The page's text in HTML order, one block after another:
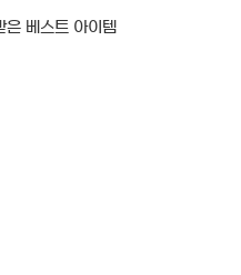
은 베스트 아이템